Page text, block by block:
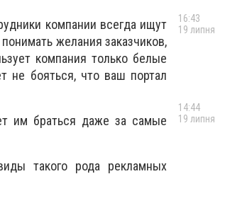
компании всегда ищут
желания заказчиков,
компания только белые
бояться, что ваш портал
им браться даже за самые
такого рода рекламных
16:43
19 липня
14:44
19 липня